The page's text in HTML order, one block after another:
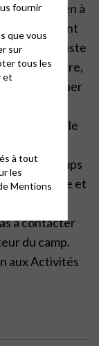
de soutien à
car l’argent
jeune, il existe
consistoire,
de manquer
construire le
les
un riche temps
ce monde et
à contacter
du camp.
aux Activités
fournir
que vous
sur
tous les
et
à tout
les
Mentions